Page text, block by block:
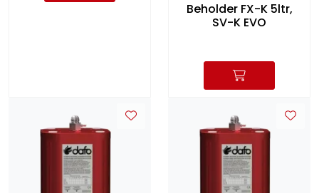
Beholder FX-K 5ltr,
SV-K EVO